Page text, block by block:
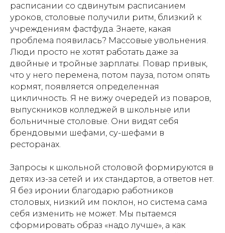
расписании со сдвинутым расписанием
уроков, столовые получили ритм, близкий к
учреждениям фастфуда. Знаете, какая
проблема появилась? Массовые увольнения.
Люди просто не хотят работать даже за
двойные и тройные зарплаты. Повар привык,
что у него перемена, потом пауза, потом опять
кормят, появляется определенная
цикличность. Я не вижу очередей из поваров,
выпускников колледжей в школьные или
больничные столовые. Они видят себя
брендовыми шефами, су-шефами в
ресторанах.
Запросы к школьной столовой формируются в
детях из-за сетей и их стандартов, а ответов нет.
Я без иронии благодарю работников
столовых, низкий им поклон, но система сама
себя изменить не может. Мы пытаемся
сформировать образ «надо лучше», а как